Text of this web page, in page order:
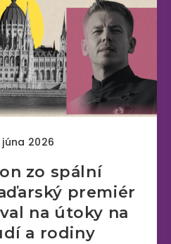
júna 2026
zo spální
premiér
na útoky na
a rodiny